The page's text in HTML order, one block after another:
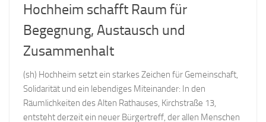
Hochheim schafft Raum für
Begegnung, Austausch und
Zusammenhalt
(sh) Hochheim setzt ein starkes Zeichen für Gemeinschaft,
Solidarität und ein lebendiges Miteinander: In den
Räumlichkeiten des Alten Rathauses, Kirchstraße 13,
entsteht derzeit ein neuer Bürgertreff, der allen Menschen